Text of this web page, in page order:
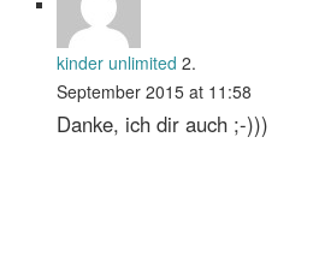
kinder unlimited 2.
September 2015 at 11:58
Danke, ich dir auch ;-)))